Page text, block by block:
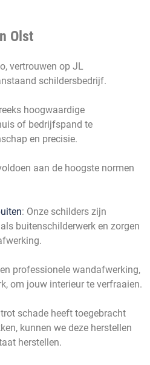
Olst
vertrouwen op JL
schildersbedrijf.
hoogwaardige
of bedrijfspand te
en precisie.
aan de hoogste normen
: Onze schilders zijn
buitenschilderwerk en zorgen
professionele wandafwerking,
om jouw interieur te verfraaien.
schade heeft toegebracht
kunnen we deze herstellen
herstellen.